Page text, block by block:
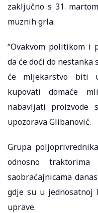
zaključno s 31.
muznih grla.
“Ovakvom politikom i
da će doći do nestanka
će mljekarstvo biti
kupovati domaće
nabavljati proizvode
upozorava Glibanović.
Grupa
odnosno
saobraćajnicama
gdje su u jednosatnoj
uprave.